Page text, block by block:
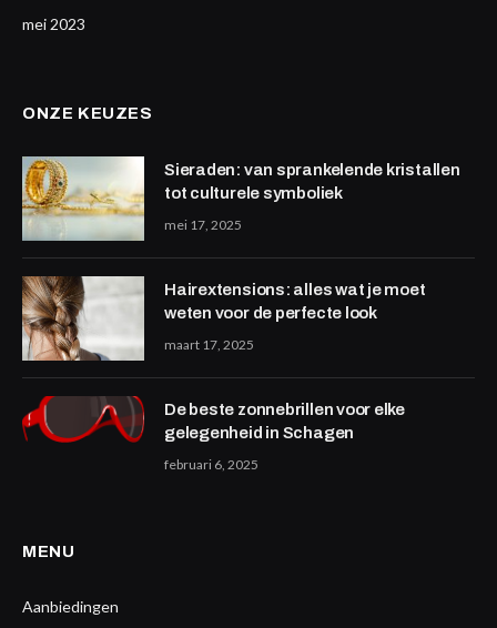
mei 2023
ONZE KEUZES
Sieraden: van sprankelende kristallen
tot culturele symboliek
mei 17, 2025
Hairextensions: alles wat je moet
weten voor de perfecte look
maart 17, 2025
De beste zonnebrillen voor elke
gelegenheid in Schagen
februari 6, 2025
MENU
Aanbiedingen